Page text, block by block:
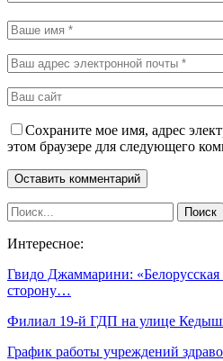
Сохраните мое имя, адрес
этом браузере для следующего
Интересное:
Гвидо Джаммарини:
сторону…
Филиал 19-й ГДП на улице
График работы учреждений